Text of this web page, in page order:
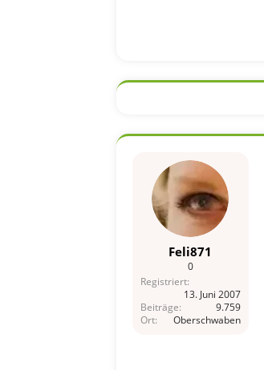
Feli871
0
Registriert
13. Juni 2007
Beiträge
9.759
Ort
Oberschwaben